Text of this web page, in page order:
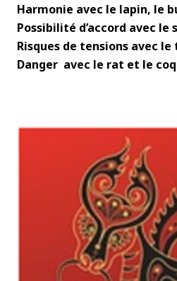
Harmonie avec le lapin, le
Possibilité d’accord avec
Risques de tensions avec
Danger avec le rat et le coq